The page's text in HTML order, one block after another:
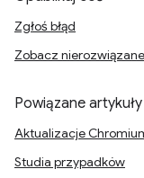
Zgłoś błąd
Zobacz
Powiązane artykuły
Aktualizacje
Studia przypadków